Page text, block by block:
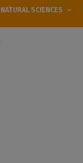
NATURAL SCIENCES